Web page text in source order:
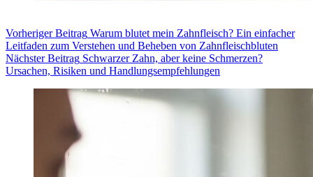
VorherigerBeitrag Warum blutet mein Zahnfleisch? Ein einfacher
Leitfaden zum Verstehen und Beheben von Zahnfleischbluten
NächsterBeitrag Schwarzer Zahn, aber keine Schmerzen?
Ursachen, Risiken und Handlungsempfehlungen